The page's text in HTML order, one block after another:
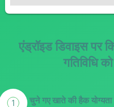
एंड्रॉइड डिवाइस पर
गतिविधि
1 चुने गए खाते की हैक